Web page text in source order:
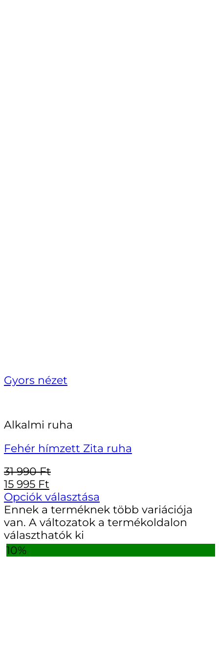
Gyors nézet
Alkalmi ruha
Fehér hímzett Zita ruha
31 990Ft
15 995 Ft
Opciók választása
Ennek a terméknek több variációja
van. A változatok a termékoldalon
választhatók ki
10%